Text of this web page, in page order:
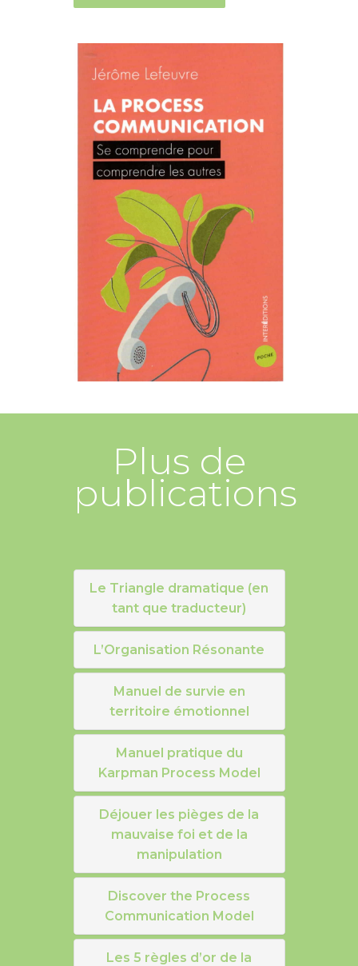
Plus de
publications
Le Triangle dramatique (en
tant que traducteur)
L’Organisation Résonante
Manuel de survie en
territoire émotionnel
Manuel pratique du
Karpman Process Model
Déjouer les pièges de la
mauvaise foi et de la
manipulation
Discover the Process
Communication Model
Les 5 règles d’or de la